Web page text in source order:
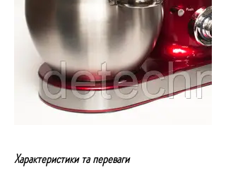
Характеристики та переваги